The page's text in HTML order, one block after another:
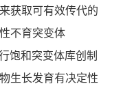
获取可有效传代的
不育突变体
饱和突变体库创制
生长发育有决定性